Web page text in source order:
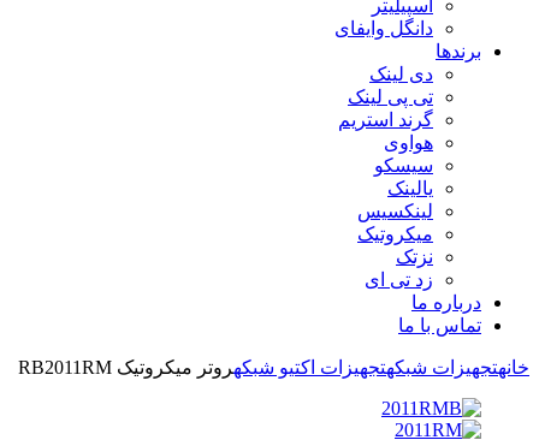
اسپیلیتر
دانگل وایفای
برندها
دی لینک
تی پی لینک
گرند استریم
هواوی
سیسکو
یالینک
لینکسیس
میکروتیک
نزتک
زد تی ای
درباره ما
تماس با ما
خانهتجهیزات شبکهتجهیزات اکتیو شبکهروتر میکروتیک RB2011RM